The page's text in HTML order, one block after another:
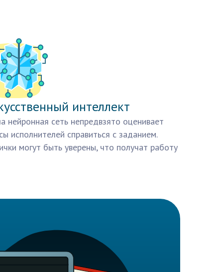
интеллект
нейронная сеть непредвзято оценивает
исполнителей справиться с заданием.
могут быть уверены, что получат работу